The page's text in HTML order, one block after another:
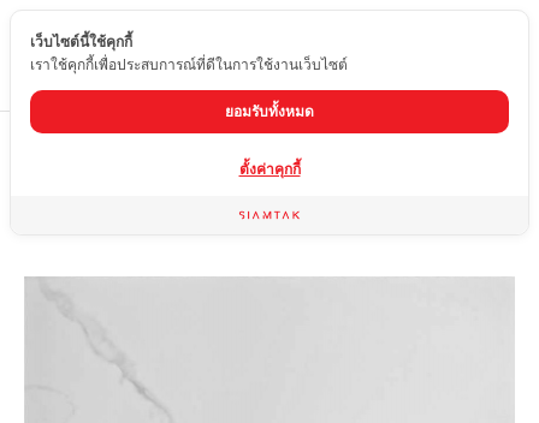
TH
กระเบื้องผิวเงา
เว็บไซต์นี้ใช้คุกกี้
เราใช้คุกกี้เพื่อประสบการณ์ที่ดีในการใช้งานเว็บไซต์
ยอมรับทั้งหมด
ตั้งค่าคุกกี้